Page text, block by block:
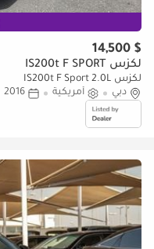
$ 14,500
لكزس IS200t F SPORT
لكزس IS200t F Sport 2.0L
دبي
أمريكية 2016